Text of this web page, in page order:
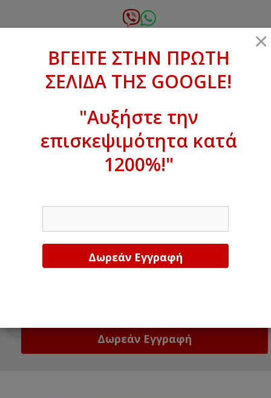
σε
xanthogenous@gmail.com
ΒΓΕΙΤΕ ΣΤΗΝ ΠΡΩΤΗ ΣΕΛΙΔΑ ΤΗΣ
GOOGLE!
×
ΒΓΕΙΤΕ ΣΤΗΝ ΠΡΩΤΗ
ΣΕΛΙΔΑ ΤΗΣ GOOGLE!
"Αυξήστε την
επισκεψιμότητα κατά
1200%!"